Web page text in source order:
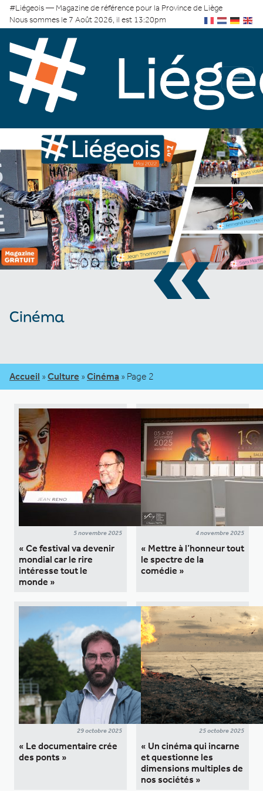
#Liégeois — Magazine de référence pour la Province de Liège
Nous sommes le 7 Août 2026, il est 13:20pm
«
Cinéma
Accueil » Culture » Cinéma » Page 2
5 novembre 2025
« Ce festival va devenir
mondial car le rire
intéresse tout le
monde »
4 novembre 2025
« Mettre à l’honneur tout
le spectre de la
comédie »
29 octobre 2025
« Le documentaire crée
des ponts »
25 octobre 2025
« Un cinéma qui incarne
et questionne les
dimensions multiples de
nos sociétés »